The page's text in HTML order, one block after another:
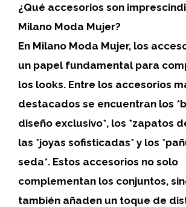
¿Qué accesorios son
Milano Moda Mujer?
En Milano Moda Mujer, los
un papel fundamental para
los looks. Entre los accesorios
destacados se encuentran los
diseño exclusivo*, los *zapatos
las *joyas sofisticadas* y los
seda*. Estos accesorios no solo
complementan los conjuntos,
también añaden un toque de